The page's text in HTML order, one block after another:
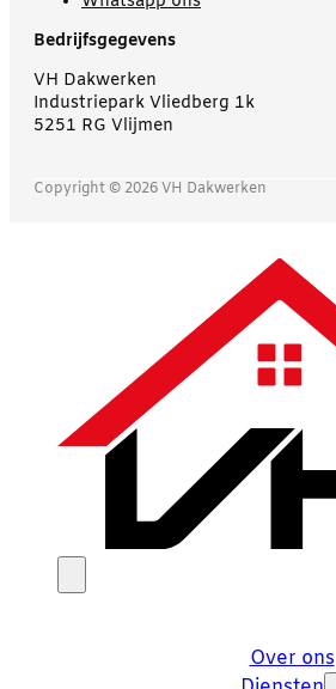
Bedrijfsgegevens
VH Dakwerken
Industriepark Vliedberg 1k
5251 RG Vlijmen
Copyright © 2026 VH Dakwerken
Over ons